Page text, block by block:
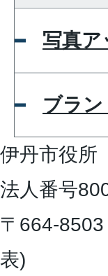
写真ア
ブラン
伊丹市役所
法人番号
〒664-
表)